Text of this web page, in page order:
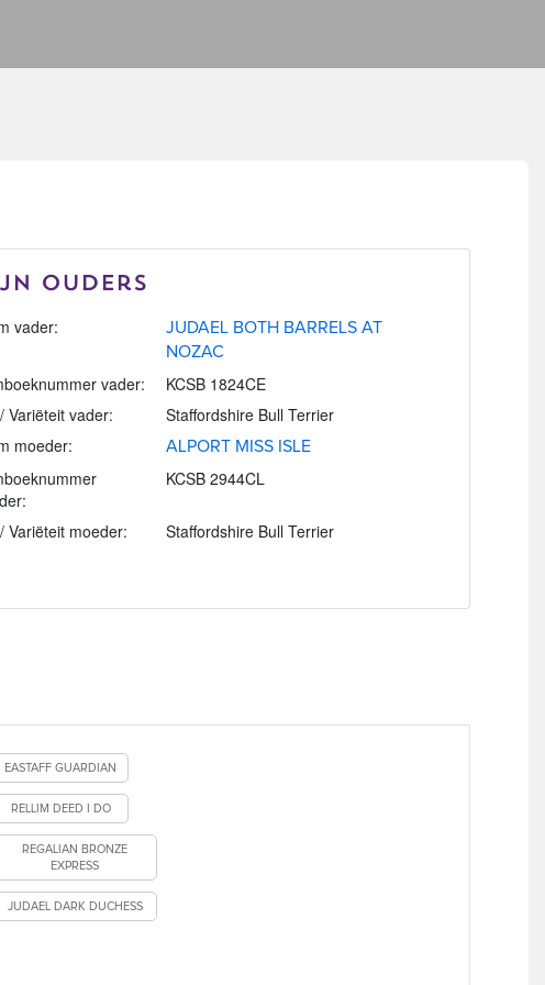
Ouders
vader:
JUDAEL BOTH BARRELS AT
NOZAC
vader:
KCSB 1824CE
Variëteit vader:
Staffordshire Bull Terrier
moeder:
ALPORT MISS ISLE
KCSB 2944CL
Variëteit moeder: Staffordshire Bull Terrier
EASTAFF GUARDIAN
RELLIM DEED I DO
REGALIAN BRONZE
EXPRESS
JUDAEL DARK DUCHESS